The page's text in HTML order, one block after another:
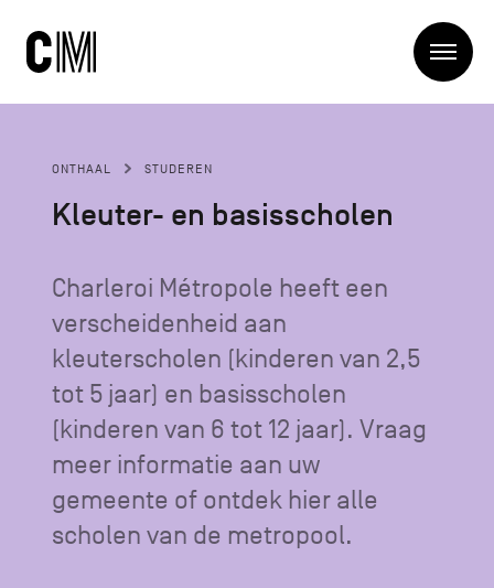
Charleroi
Métropole
Entreprendre
Manger local
Se déplacer
Se former
Visiter
Ontdekken
Contact
Secundaire
navigatie
CONTACT
Zoeken
ONTHAAL STUDEREN
Kleuter- en basisscholen
Charleroi Métropole heeft een
verscheidenheid aan
kleuterscholen (kinderen van 2,5
tot 5 jaar) en basisscholen
(kinderen van 6 tot 12 jaar). Vraag
meer informatie aan uw
gemeente of ontdek hier alle
scholen van de metropool.